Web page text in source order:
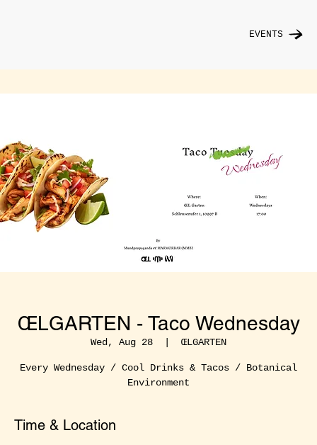
EVENTS
ŒLGARTEN - Taco Wednesday
Wed, Aug 28
  |
ŒLGARTEN
Every Wednesday / Cool Drinks & Tacos / Botanical
Environment
Time & Location